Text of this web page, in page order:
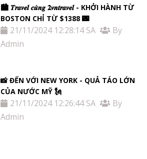
🏙 𝑻𝒓𝒂𝒗𝒆𝒍 𝒄𝒖̀𝒏𝒈 𝟐𝒗𝒏𝒕𝒓𝒂𝒗𝒆𝒍 - KHỞI HÀNH TỪ
BOSTON CHỈ TỪ $1388 🌃
21/11/2024 12:28:14 SA
By
Admin
📸 ĐẾN VỚI NEW YORK - QUẢ TÁO LỚN
CỦA NƯỚC MỸ 🗽
21/11/2024 12:26:44 SA
By
Admin